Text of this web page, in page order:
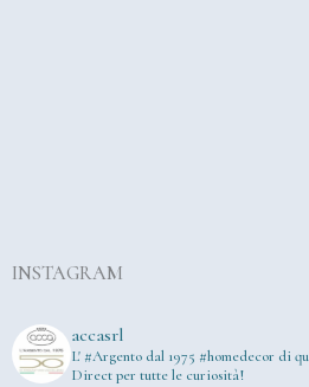
INSTAGRAM
accasrl
L' #Argento dal 1975 #homedecor di
Direct per tutte le curiosità!